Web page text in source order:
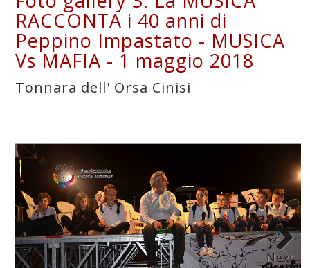
RACCONTA i 40 anni di
Peppino Impastato - MUSICA
Vs MAFIA - 1 maggio 2018
Tonnara dell' Orsa Cinisi
Next